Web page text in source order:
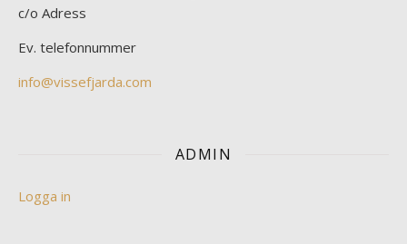
c/o Adress
Ev. telefonnummer
info@vissefjarda.com
ADMIN
Logga in